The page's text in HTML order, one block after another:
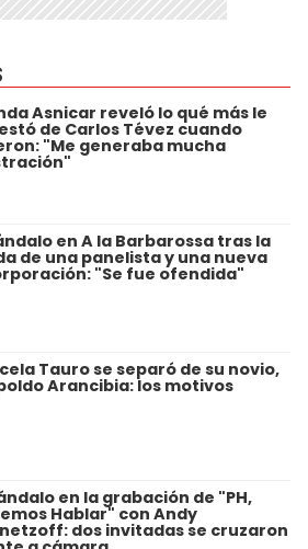
Asnicar reveló lo qué más le
de Carlos Tévez cuando
"Me generaba mucha
en A la Barbarossa tras la
de una panelista y una nueva
"Se fue ofendida"
Tauro se separó de su novio,
Arancibia: los motivos
en la grabación de "PH,
Hablar" con Andy
dos invitadas se cruzaron